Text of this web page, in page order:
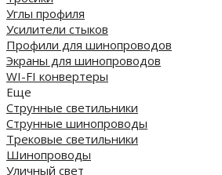
Углы профиля
Усилители стыков
Профили для шинопроводов
Экраны для шинопроводов
WI-FI конвертеры
Еще
Струнные светильники
Струнные шинопроводы
Трековые светильники
Шинопроводы
Уличный свет